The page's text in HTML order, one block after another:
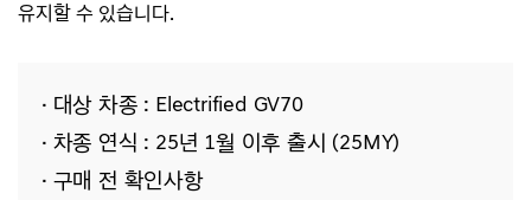
유지할 수 있습니다.
· 대상 차종 : Electrified GV70
· 차종 연식 : 25년 1월 이후 출시 (25MY)
· 구매 전 확인사항